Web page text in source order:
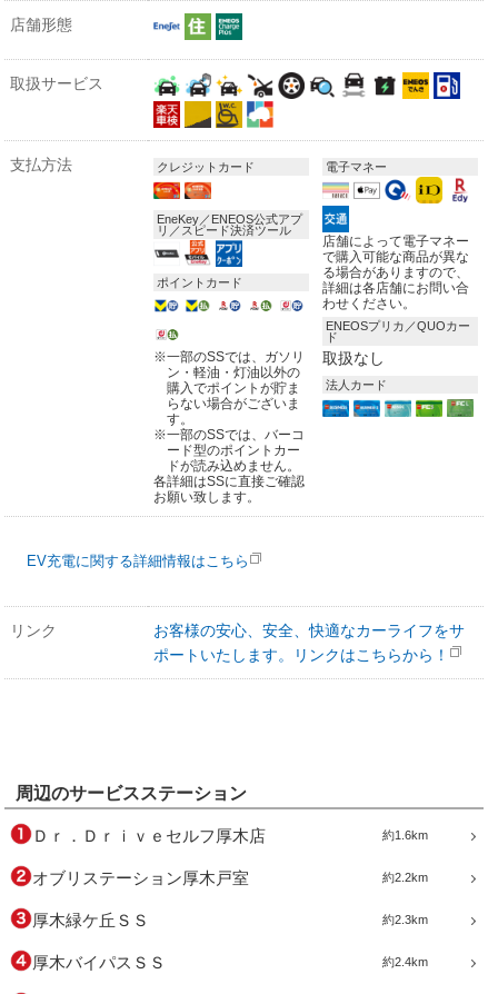
店舗形態
取扱サービス
支払方法 クレジットカード
EneKey／ENEOS公式アプ
リ／スピード決済ツール
ポイントカード
※一部のSSでは、ガソリ
ン・軽油・灯油以外の
購入でポイントが貯ま
らない場合がございま
す。
※一部のSSでは、バーコ
ード型のポイントカー
ドが読み込めません。
各詳細はSSに直接ご確認
お願い致します。
電子マネー
店舗によって電子マネー
で購入可能な商品が異な
る場合がありますので、
詳細は各店舗にお問い合
わせください。
ENEOSプリカ／QUOカー
ド
取扱なし
法人カード
EV充電に関する詳細情報はこちら
リンク
お客様の安心、安全、快適なカーライフをサ
ポートいたします。リンクはこちらから！
周辺のサービスステーション
約1.6km
Ｄｒ．Ｄｒｉｖｅセルフ厚木店
約2.2km
オブリステーション厚木戸室
約2.3km
厚木緑ケ丘ＳＳ
約2.4km
厚木バイパスＳＳ